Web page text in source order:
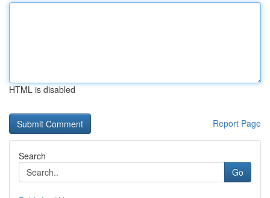
HTML is disabled
Report Page
Search
Go